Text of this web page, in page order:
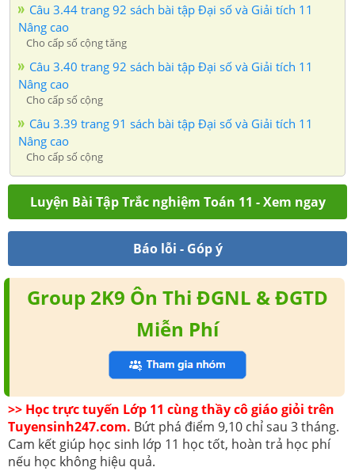
Câu 3.44 trang 92 sách bài tập Đại số và Giải tích 11
Nâng cao
Cho cấp số cộng tăng
Câu 3.40 trang 92 sách bài tập Đại số và Giải tích 11
Nâng cao
Cho cấp số cộng
Câu 3.39 trang 91 sách bài tập Đại số và Giải tích 11
Nâng cao
Cho cấp số cộng
Luyện Bài Tập Trắc nghiệm Toán 11 - Xem ngay
Báo lỗi - Góp ý
Group 2K9 Ôn Thi ĐGNL & ĐGTD
Miễn Phí
>> Học trực tuyến Lớp 11 cùng thầy cô giáo giỏi trên
Tuyensinh247.com. Bứt phá điểm 9,10 chỉ sau 3 tháng.
Cam kết giúp học sinh lớp 11 học tốt, hoàn trả học phí
nếu học không hiệu quả.